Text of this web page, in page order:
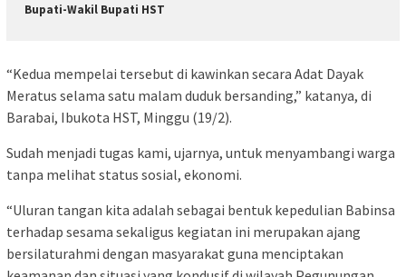
Bupati-Wakil Bupati HST
“Kedua mempelai tersebut di kawinkan secara Adat Dayak
Meratus selama satu malam duduk bersanding,” katanya, di
Barabai, Ibukota HST, Minggu (19/2).
Sudah menjadi tugas kami, ujarnya, untuk menyambangi warga
tanpa melihat status sosial, ekonomi.
“Uluran tangan kita adalah sebagai bentuk kepedulian Babinsa
terhadap sesama sekaligus kegiatan ini merupakan ajang
bersilaturahmi dengan masyarakat guna menciptakan